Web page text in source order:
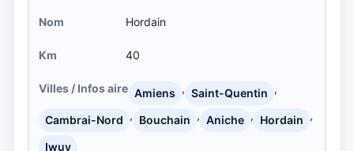
Hordain
40
Amiens , Saint-Quentin ,
Cambrai-Nord , Bouchain , Aniche , Hordain ,
Iwuy